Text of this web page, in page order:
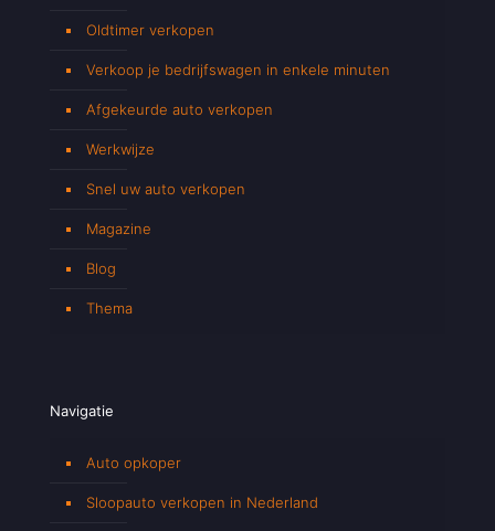
Oldtimer verkopen
Verkoop je bedrijfswagen in enkele minuten
Afgekeurde auto verkopen
Werkwijze
Snel uw auto verkopen
Magazine
Blog
Thema
Navigatie
Auto opkoper
Sloopauto verkopen in Nederland